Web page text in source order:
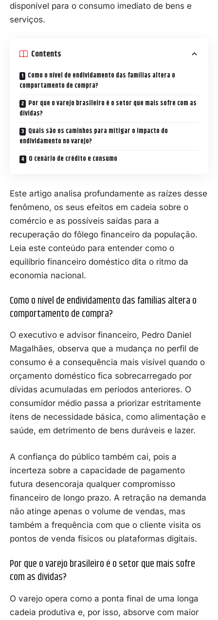
disponível para o consumo imediato de bens e
serviços.
Contents
Como o nível de endividamento das famílias altera o
comportamento de compra?
Por que o varejo brasileiro é o setor que mais sofre com as
dívidas?
Quais são os caminhos para mitigar o impacto do
endividamento no varejo?
O cenário de crédito e consumo
Este artigo analisa profundamente as raízes desse
fenômeno, os seus efeitos em cadeia sobre o
comércio e as possíveis saídas para a
recuperação do fôlego financeiro da população.
Leia este conteúdo para entender como o
equilíbrio financeiro doméstico dita o ritmo da
economia nacional.
Como o nível de endividamento das famílias altera o
comportamento de compra?
O executivo e advisor financeiro, Pedro Daniel
Magalhães, observa que a mudança no perfil de
consumo é a consequência mais visível quando o
orçamento doméstico fica sobrecarregado por
dívidas acumuladas em períodos anteriores. O
consumidor médio passa a priorizar estritamente
itens de necessidade básica, como alimentação e
saúde, em detrimento de bens duráveis e lazer.
A confiança do público também cai, pois a
incerteza sobre a capacidade de pagamento
futura desencoraja qualquer compromisso
financeiro de longo prazo. A retração na demanda
não atinge apenas o volume de vendas, mas
também a frequência com que o cliente visita os
pontos de venda físicos ou plataformas digitais.
Por que o varejo brasileiro é o setor que mais sofre
com as dívidas?
O varejo opera como a ponta final de uma longa
cadeia produtiva e, por isso, absorve com maior